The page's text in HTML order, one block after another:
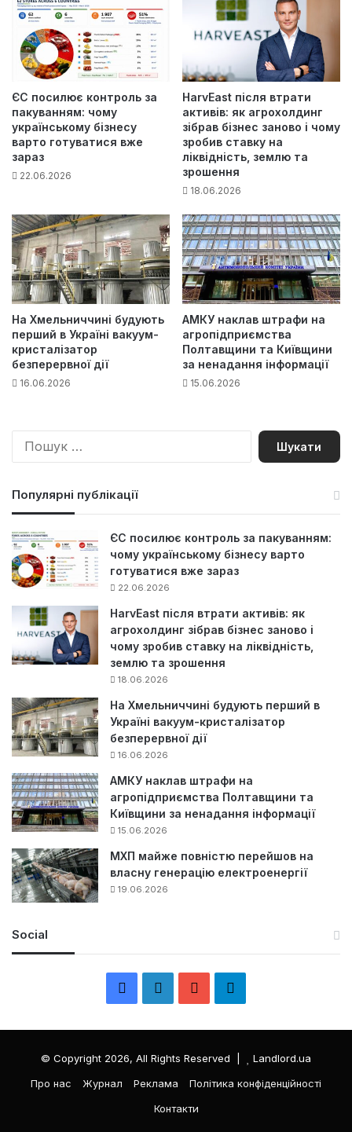
ЄС посилює контроль за
пакуванням: чому
українському бізнесу
варто готуватися вже
зараз
22.06.2026
HarvEast після втрати
активів: як агрохолдинг
зібрав бізнес заново і чому
зробив ставку на
ліквідність, землю та
зрошення
18.06.2026
На Хмельниччині будують
перший в Україні вакуум-
кристалізатор
безперервної дії
16.06.2026
АМКУ наклав штрафи на
агропідприємства
Полтавщини та Київщини
за ненадання інформації
15.06.2026
П
Популярні публікації
ЄС посилює контроль за пакуванням:
чому українському бізнесу варто
готуватися вже зараз
22.06.2026
HarvEast після втрати активів: як
агрохолдинг зібрав бізнес заново і
чому зробив ставку на ліквідність,
землю та зрошення
18.06.2026
На Хмельниччині будують перший в
Україні вакуум-кристалізатор
безперервної дії
16.06.2026
АМКУ наклав штрафи на
агропідприємства Полтавщини та
Київщини за ненадання інформації
15.06.2026
МХП майже повністю перейшов на
власну генерацію електроенергії
19.06.2026
Social
c
e
n
k
e
T
л
е
© Copyright 2026, All Rights Reserved |
Landlord.ua
Про нас
Журнал Реклама
Політика конфіденційності
Контакти